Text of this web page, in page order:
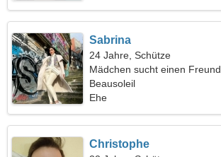
Sabrina
24 Jahre, Schütze
Mädchen sucht einen Freund
Beausoleil
Ehe
Christophe